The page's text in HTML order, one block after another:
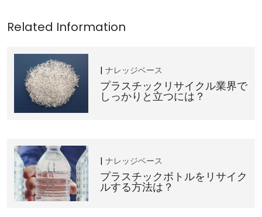
ナレッジベース
プラスチックリサイクル業界で
しっかりと立つには？
ナレッジベース
プラスチックボトルをリサイク
ルする方法は？